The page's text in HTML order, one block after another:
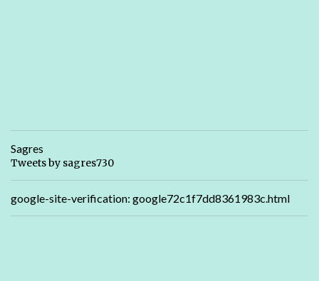
Sagres
Tweets by sagres730
google-site-verification: google72c1f7dd8361983c.html